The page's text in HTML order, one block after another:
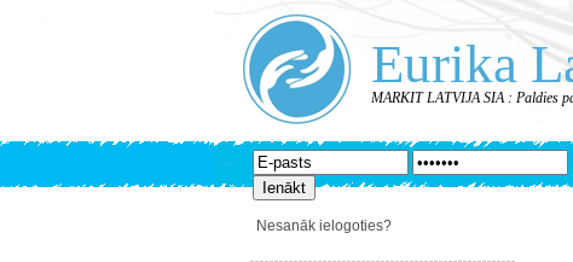
Eurika
MARKIT LATVIJA SIA : Paldies
Nesanāk ielogoties?